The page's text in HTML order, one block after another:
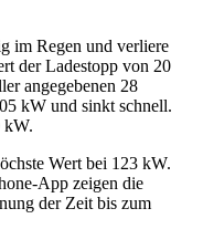
im Regen und verliere
der Ladestopp von 20
angegebenen 28
kW und sinkt schnell.
kW.
Wert bei 123 kW.
App zeigen die
der Zeit bis zum